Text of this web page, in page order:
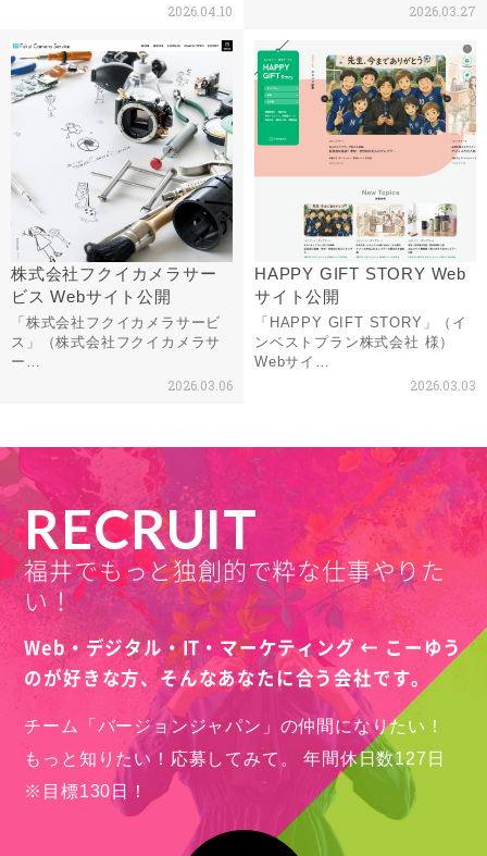
2026.04.10 2026.03.27
株式会社フクイカメラサー
ビス Webサイト公開
「株式会社フクイカメラサービ
ス」（株式会社フクイカメラサ
ー…
2026.03.06
HAPPY GIFT STORY Web
サイト公開
「HAPPY GIFT STORY」（イ
ンベストプラン株式会社 様）
Webサイ…
2026.03.03
RECRUIT
福井でもっと独創的で粋な仕事やりた
い！
Web・デジタル・IT・マーケティング ← こーゆう
のが好きな方、そんなあなたに合う会社です。
チーム「バージョンジャパン」の仲間になりたい！
もっと知りたい！応募してみて。
年間休日数127日
※目標130日！